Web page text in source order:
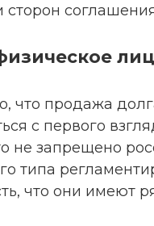
сторон
что продажа
с первого
не запрещено
типа
что они имеют